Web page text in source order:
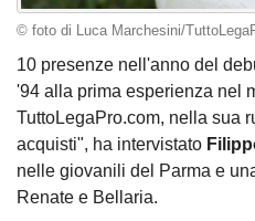
© foto di Luca Marchesini/
10 presenze nell'anno del
'94 alla prima esperienza nel
TuttoLegaPro.com, nella sua
acquisti", ha intervistato
nelle giovanili del Parma e
Renate e Bellaria.